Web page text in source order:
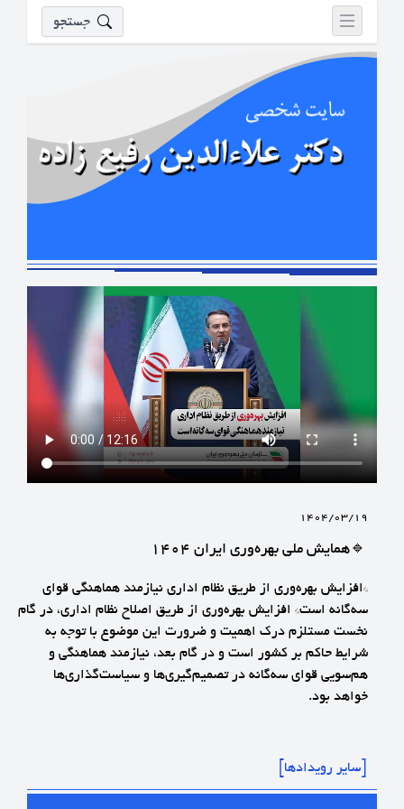
جستجو
1404/03/19
🔹همایش ملی بهره‌وری ایران 1404
*افزایش بهره‌وری از طریق نظام اداری نیازمند هماهنگی قوای
سه‌گانه است* افزایش بهره‌وری از طریق اصلاح نظام اداری، در گام
نخست مستلزم درک اهمیت و ضرورت این موضوع با توجه به
شرایط حاکم بر کشور است و در گام بعد، نیازمند هماهنگی و
هم‌سویی قوای سه‌گانه در تصمیم‌گیری‌ها و سیاست‌گذاری‌ها
خواهد بود.
[سایر رویدادها]